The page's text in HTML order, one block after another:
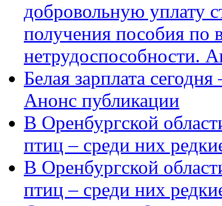
добровольную уплату
получения пособия по
нетрудоспособности.
Белая зарплата
Анонс публикации
В Оренбургской
птиц – среди них
В Оренбургской
птиц – среди них